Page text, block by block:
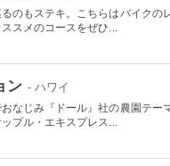
のもステキ。こちらはバイクの
スメのコースをぜひ...
ン - ハワイ
なじみ『ドール』社の農園テー
プル・エキスプレス...